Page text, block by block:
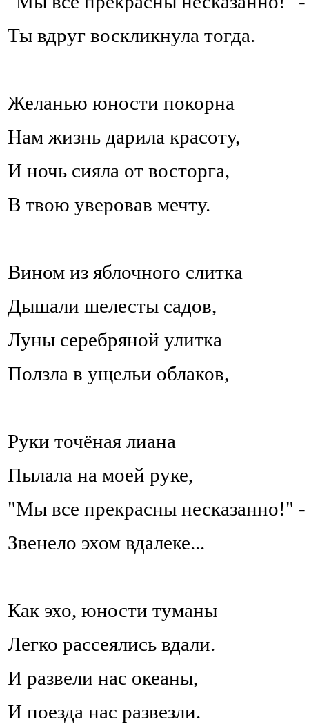
Ты вдруг воскликнула тогда.
Желанью юности покорна
Нам жизнь дарила красоту,
И ночь сияла от восторга,
В твою уверовав мечту.
Вином из яблочного слитка
Дышали шелесты садов,
Луны серебряной улитка
Ползла в ущельи облаков,
Руки точёная лиана
Пылала на моей руке,
"Мы все прекрасны несказанно!" -
Звенело эхом вдалеке...
Как эхо, юности туманы
Легко рассеялись вдали.
И развели нас океаны,
И поезда нас развезли.